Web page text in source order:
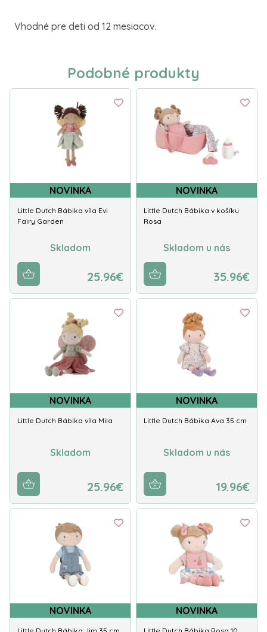
Vhodné pre deti od 12 mesiacov.
Podobné produkty
NOVINKA
Little Dutch Bábika víla Evi
Fairy Garden
Skladom
25.96€
NOVINKA
Little Dutch Bábika v košíku
Rosa
Skladom u nás
35.96€
NOVINKA
Little Dutch Bábika víla Mila
Skladom
25.96€
NOVINKA
Little Dutch Bábika Ava 35 cm
Skladom u nás
19.96€
NOVINKA NOVINKA